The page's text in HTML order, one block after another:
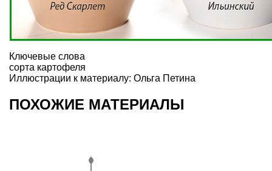
Ключевые слова
сорта картофеля
Иллюстрации к материалу: Ольга Петина
ПОХОЖИЕ МАТЕРИАЛЫ